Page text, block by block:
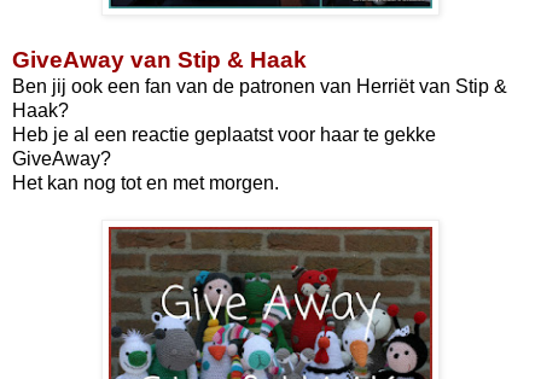
GiveAway van Stip & Haak
Ben jij ook een fan van de patronen van Herriëtvan Stip &
Haak?
Heb je al een reactie geplaatst voor haar te gekke
GiveAway?
Het kan nog tot en met morgen.